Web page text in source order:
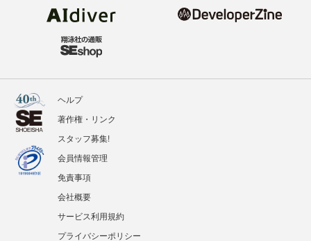
ヘルプ
著作権・リンク
スタッフ募集!
会員情報管理
免責事項
会社概要
サービス利用規約
プライバシーポリシー